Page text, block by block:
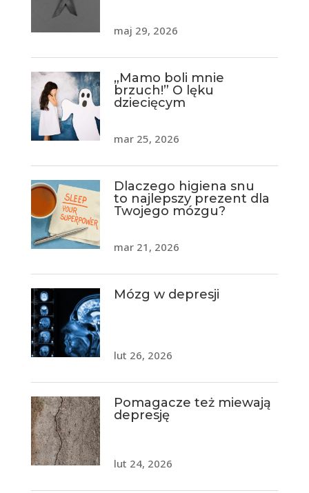
maj 29, 2026
„Mamo boli mnie
brzuch!” O lęku
dziecięcym
mar 25, 2026
Dlaczego higiena snu
to najlepszy prezent dla
Twojego mózgu?
mar 21, 2026
Mózg w depresji
lut 26, 2026
Pomagacze też miewają
depresję
lut 24, 2026